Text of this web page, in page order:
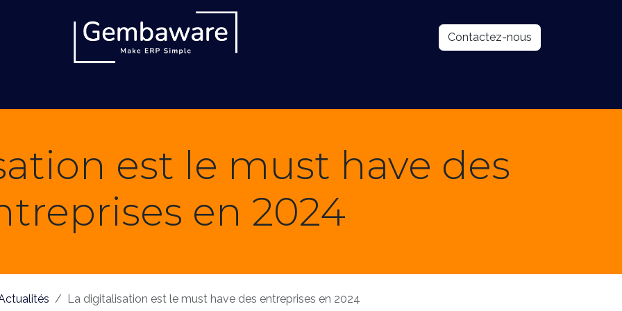
Contactez-nous
est le must have des
en 2024
La digitalisation est le must have des entreprises en 2024